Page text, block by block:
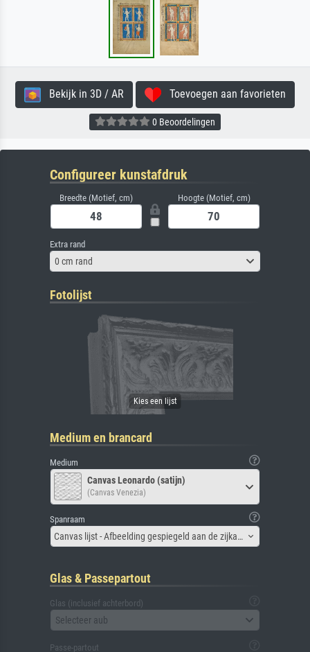
Bekijk in 3D / AR Toevoegen aan favorieten
0 Beoordelingen
Configureer kunstafdruk
Breedte (Motief, cm) Hoogte (Motief, cm)
Extra rand
0 cm rand
Fotolijst
Medium en brancard
Medium
Canvas Leonardo (satijn)
(Canvas Venezia)
Spanraam
Canvas lijst - Afbeelding gespiegeld aan de zijkant
Glas & Passepartout
Glas (inclusief achterbord)
Selecteer aub
Passe-partout